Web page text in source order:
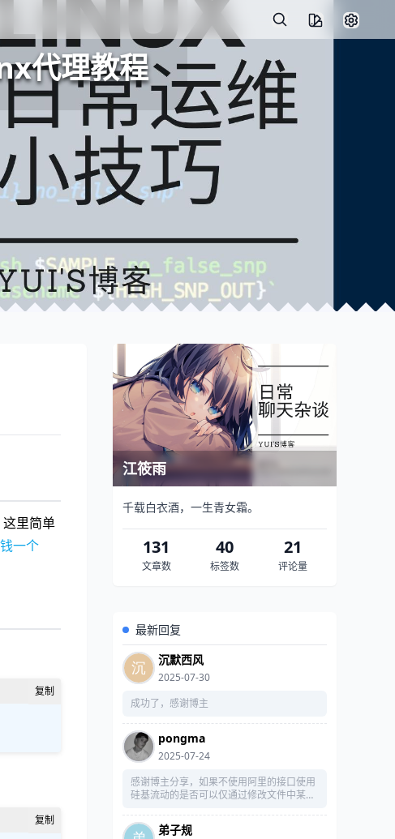
代理教程
里简单
一个
江筱雨
千载白衣酒，一生青女霜。
131
文章数
40
标签数
21
评论量
最新回复
沉默西风
2025-07-30
成功了，感谢博主
pongma
2025-07-24
感谢博主分享，如果不使用阿里的接口使用
硅基流动的是否可以仅通过修改文件中某接
弟子规